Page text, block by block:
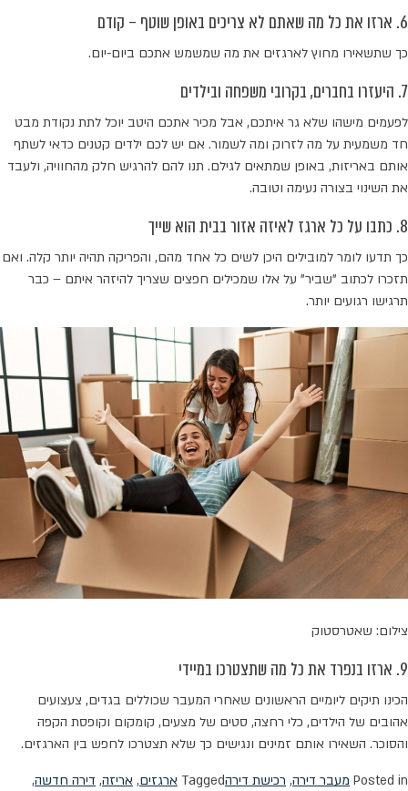
6. ארזו את כל מה שאתם לא צריכים באופן שוטף – קודם
כך שתשאירו מחוץ לארגזים את מה שמשמש אתכם ביום-יום.
7. היעזרו בחברים, בקרובי משפחה ובילדים
לפעמים מישהו שלא גר איתכם, אבל מכיר אתכם היטב יוכל לתת נקודת מבט
חד משמעית על מה לזרוק ומה לשמור. אם יש לכם ילדים קטנים כדאי לשתף
אותם באריזות, באופן שמתאים לגילם. תנו להם להרגיש חלק מהחוויה, ולעבד
את השינוי בצורה נעימה וטובה.
8. כתבו על כל ארגז לאיזה אזור בבית הוא שייך
כך תדעו לומר למובילים היכן לשים כל אחד מהם, והפריקה תהיה יותר קלה. ואם
תזכרו לכתוב "שביר" על אלו שמכילים חפצים שצריך להיזהר איתם – כבר
תרגישו רגועים יותר.
צילום: שאטרסטוק
9. ארזו בנפרד את כל מה שתצטרכו במיידי
הכינו תיקים ליומיים הראשונים שאחרי המעבר שכוללים בגדים, צעצועים
אהובים של הילדים, כלי רחצה, סטים של מצעים, קומקום וקופסת הקפה
והסוכר. השאירו אותם זמינים ונגישים כך שלא תצטרכו לחפש בין הארגזים.
Posted in מעבר דירה, רכישת דירהTagged ארגזים, אריזה, דירה חדשה,